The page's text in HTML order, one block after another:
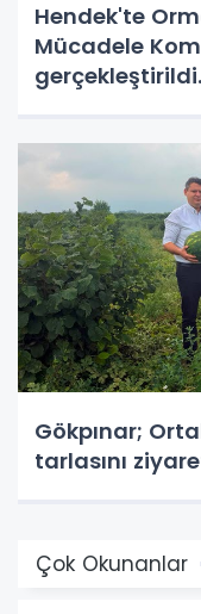
Hendek'te
Mücadele
gerçekleştirildi.
Gökpınar;
tarlasını
Çok Okunanlar